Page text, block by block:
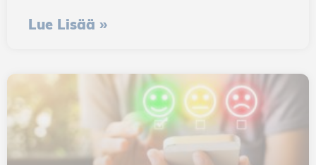
Lue Lisää »
page
navigation,
and the
website will
without